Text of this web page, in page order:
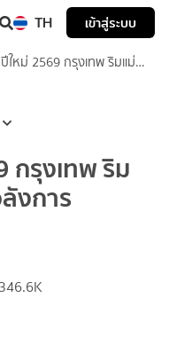
TH เข้าสู่ระบบ
หม่ 2569 กรุงเทพ ริมแม่น้ำ
กรุงเทพ ริม
งการ
346.6K